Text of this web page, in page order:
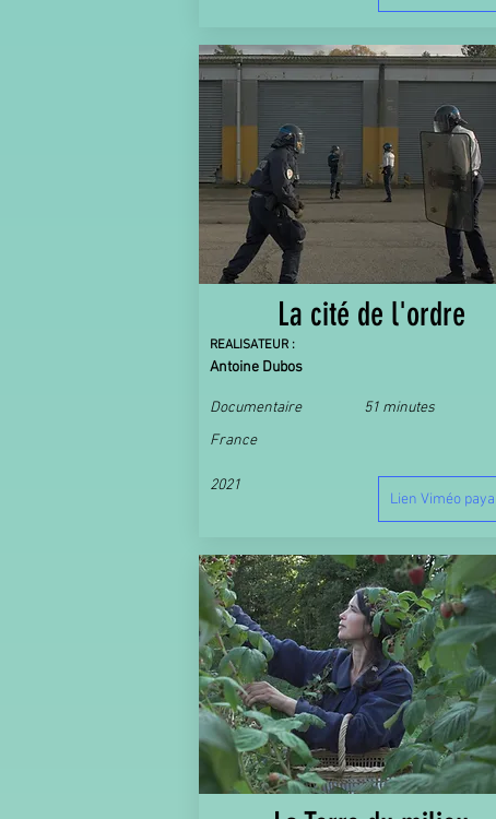
La cité de l'ordre
REALISATEUR :
Antoine Dubos
Documentaire
51 minutes
France
2021
Lien Viméo